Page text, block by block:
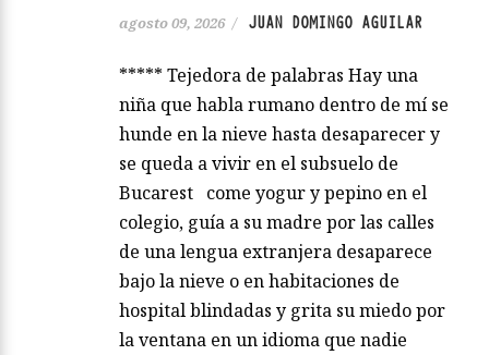
agosto 09, 2026 / JUAN DOMINGO AGUILAR
***** Tejedora de palabras Hay una
niña que habla rumano dentro de mí se
hunde en la nieve hasta desaparecer y
se queda a vivir en el subsuelo de
Bucarest come yogur y pepino en el
colegio, guía a su madre por las calles
de una lengua extranjera desaparece
bajo la nieve o en habitaciones de
hospital blindadas y grita su miedo por
la ventana en un idioma que nadie